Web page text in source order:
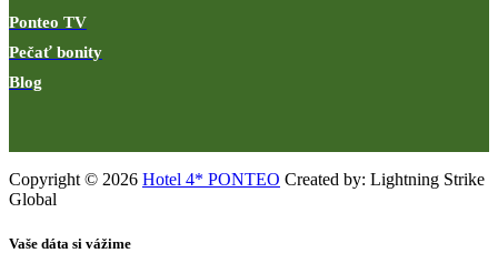
Ponteo TV
Pečať bonity
Blog
Copyright © 2026 Hotel 4* PONTEO Created by: Lightning Strike
Global
Vaše dáta si vážime